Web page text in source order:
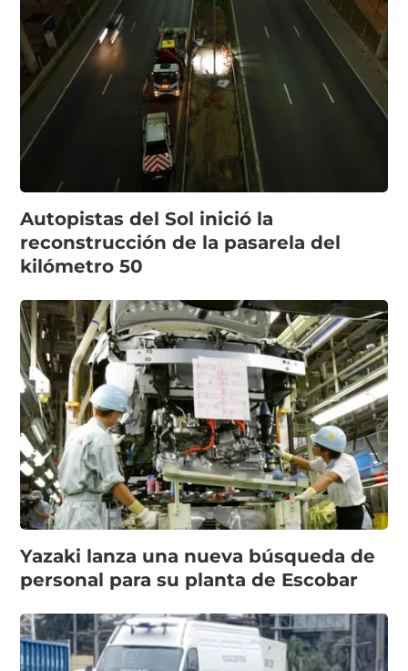
Autopistas del Sol inició la
reconstrucción de la pasarela del
kilómetro 50
Yazaki lanza una nueva búsqueda de
personal para su planta de Escobar